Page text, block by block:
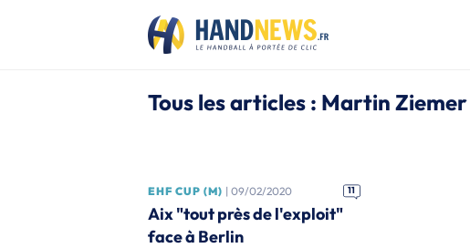
Tous les articles : Martin Ziemer
EHF CUP (M) | 09/02/2020 11
Aix "tout près de l'exploit"
face à Berlin